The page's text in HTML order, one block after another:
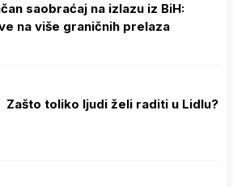
saobraćaj na izlazu iz BiH:
na više graničnih prelaza
Zašto toliko ljudi želi raditi u Lidlu?